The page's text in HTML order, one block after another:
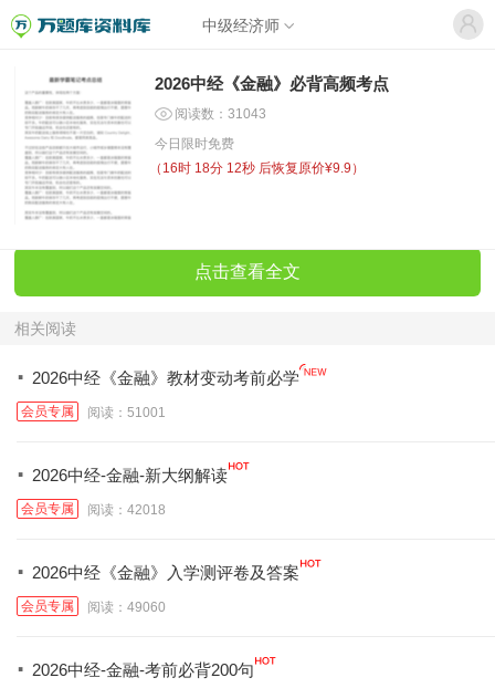
中级经济师
2026中经《金融》必背高频考点
阅读数：31043
今日限时免费
（ 16时 18分 12秒 后恢复原价¥9.9）
点击查看全文
相关阅读
· 2026中经《金融》教材变动考前必学
会员专属 阅读：51001
· 2026中经-金融-新大纲解读
会员专属 阅读：42018
· 2026中经《金融》入学测评卷及答案
会员专属 阅读：49060
· 2026中经-金融-考前必背200句